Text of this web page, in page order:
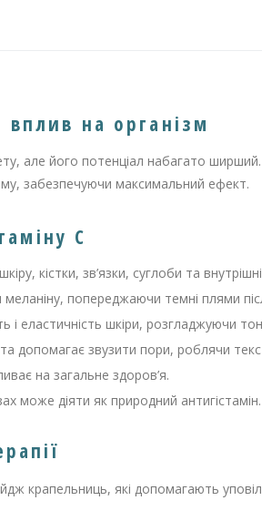
вплив на організм
але його потенціал набагато
забезпечуючи максимальний ефект.
С
кістки, зв’язки, суглоби та
меланіну, попереджаючи темні плями
і еластичність шкіри, розгладжуючи
допомагає звузити пори, роблячи
на загальне здоров’я.
може діяти як природний антигістамін.
крапельниць, які допомагають